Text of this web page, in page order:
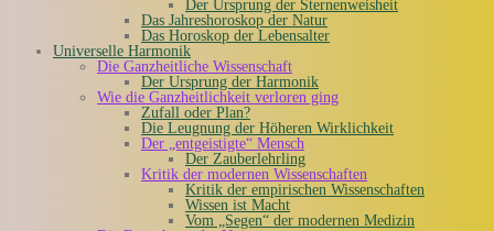
Der Ursprung der Sternenweisheit
Das Jahreshoroskop der Natur
Das Horoskop der Lebensalter
Universelle Harmonik
Die Ganzheitliche Wissenschaft
Der Ursprung der Harmonik
Wie die Ganzheitlichkeit verloren ging
Zufall oder Plan?
Die Leugnung der Höheren Wirklichkeit
Der „entgeistigte“ Mensch
Der Zauberlehrling
Kritik der modernen Wissenschaften
Kritik der empirischen Wissenschaften
Wissen ist Macht
Vom „Segen“ der modernen Medizin